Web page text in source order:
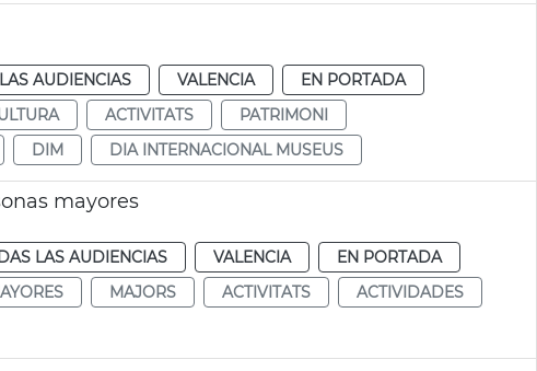
AUDIENCIAS VALENCIA
EN PORTADA
ACTIVITATS
PATRIMONI
DIM DIA INTERNACIONAL MUSEUS
mayores
LAS AUDIENCIAS VALENCIA
EN PORTADA
MAJORS ACTIVITATS
ACTIVIDADES